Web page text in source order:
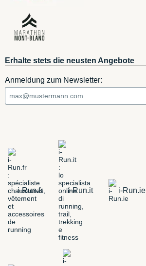
Erhalte stets die neusten Angebote
Anmeldung zum Newsletter:
i-Run.fr i-Run.it i-Run.ie